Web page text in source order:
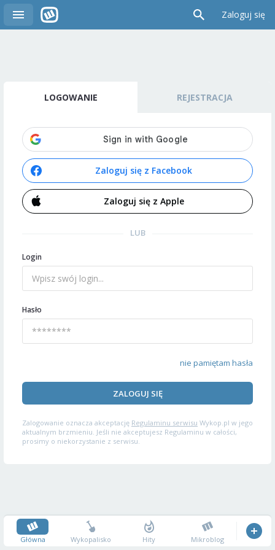
Zaloguj się
LOGOWANIE REJESTRACJA
Zaloguj się z Facebook
Zaloguj się z Apple
LUB
Login
Hasło
nie pamiętam hasła
ZALOGUJ SIĘ
Zalogowanie oznacza akceptację Regulaminu serwisu Wykop.pl w jego
aktualnym brzmieniu. Jeśli nie akceptujesz Regulaminu w całości,
prosimy o niekorzystanie z serwisu.
Główna Wykopalisko Hity Mikroblog